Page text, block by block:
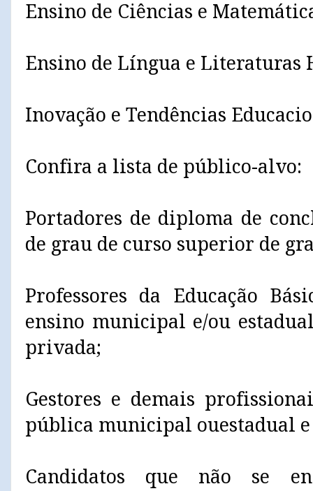
Ensino de Ciências e
Ensino de Língua e Literaturas
Inovação e Tendências
Confira a lista de público-alvo:
Portadores de diploma de
de grau de curso superior de
Professores da Educação
ensino municipal e/ou
privada;
Gestores e demais
pública municipal ouestadual
Candidatos que não se